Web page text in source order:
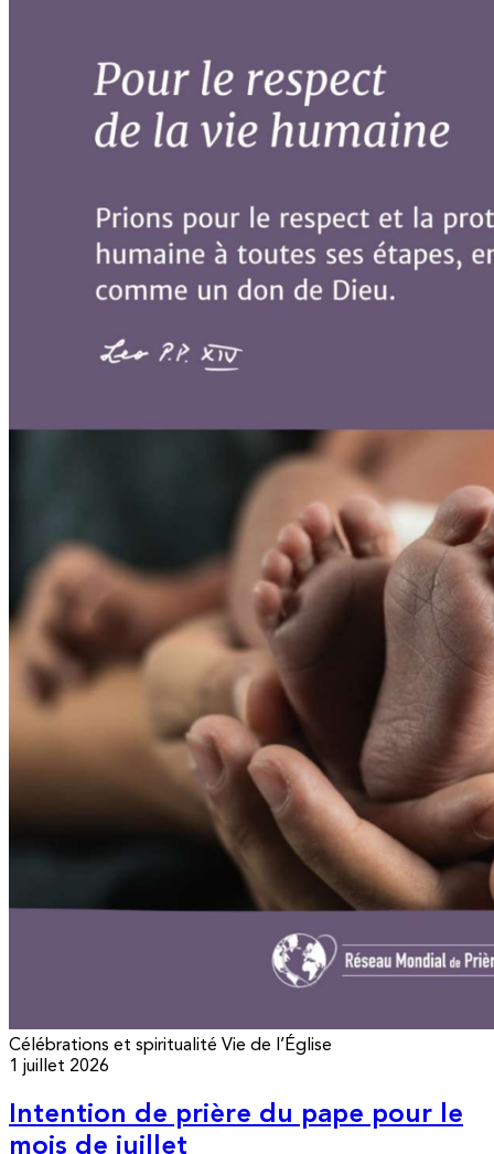
Célébrations et spiritualité Vie de l’Église
1 juillet 2026
Intention de prière du pape pour le
mois de juillet